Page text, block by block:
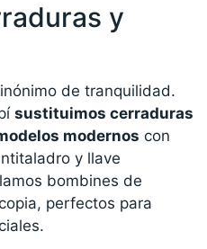
y
de tranquilidad.
sustituimos cerraduras
modernos con
y llave
bombines de
perfectos para